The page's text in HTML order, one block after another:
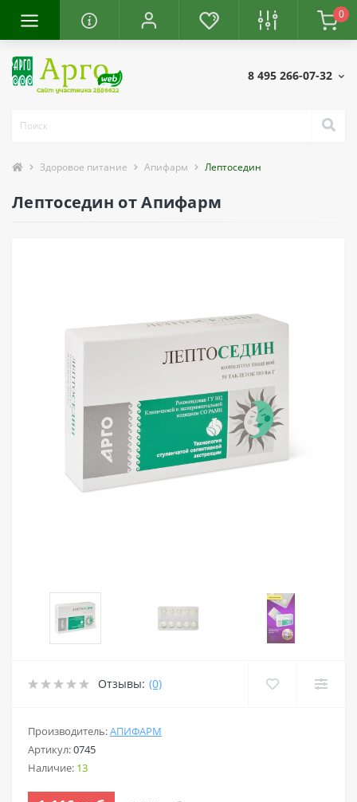
0
8 495 266-07-32
Здоровое питание Апифарм Лептоседин
Лептоседин от Апифарм
Отзывы: (0)
Производитель:АПИФАРМ
Артикул:0745
Наличие: 13